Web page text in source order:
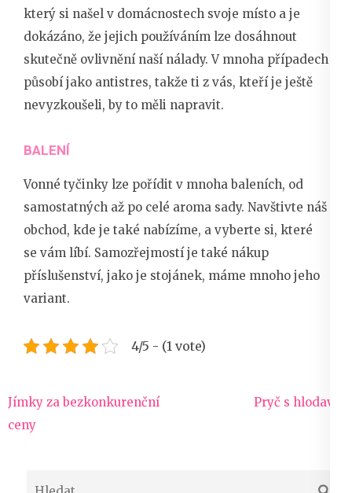
který si našel v domácnostech svoje místo a je
dokázáno, že jejich používáním lze dosáhnout
skutečně ovlivnění naší nálady. V mnoha případech
působí jako antistres, takže ti z vás, kteří je ještě
nevyzkoušeli, by to měli napravit.
BALENÍ
Vonné tyčinky lze pořídit v mnoha baleních, od
samostatných až po celé aroma sady. Navštivte náš
obchod, kde je také nabízíme, a vyberte si, které
se vám líbí. Samozřejmostí je také nákup
příslušenství, jako je stojánek, máme mnoho jeho
variant.
4/5 - (1 vote)
Navigace
pro
Jímky za bezkonkurenční
ceny
Pryč s hlodavci